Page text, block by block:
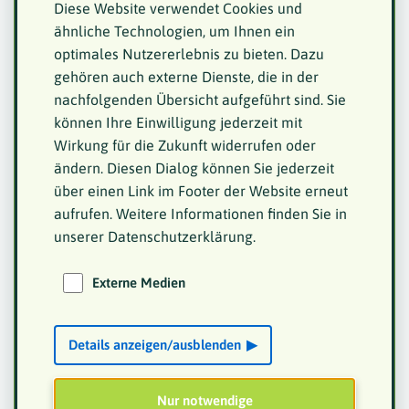
>> Adventstreffen in Ulm
>> Wellnesswochenende in Bad Brückenau
>> Stammtischtreffen in Herrsching am
Ammersee, 2021
>> Herbsttreffen in Erbendorf/Oberpfalz und
Marienbad, September 2021
>> ConSozial 2021
>> Wellnesswochenende mit JHV in Kipfenberg,
>> Stammtischtreffen in Herrsching am
Ammersee, 2022
Diese Website verwendet Cookies und
ähnliche Technologien, um Ihnen ein
optimales Nutzererlebnis zu bieten. Dazu
gehören auch externe Dienste, die in der
nachfolgenden Übersicht aufgeführt sind. Sie
können Ihre Einwilligung jederzeit mit
Wirkung für die Zukunft widerrufen oder
ändern. Diesen Dialog können Sie jederzeit
über einen Link im Footer der Website erneut
aufrufen. Weitere Informationen finden Sie in
unserer Datenschutzerklärung.
Externe Medien
Details anzeigen/ausblenden
Nur notwendige